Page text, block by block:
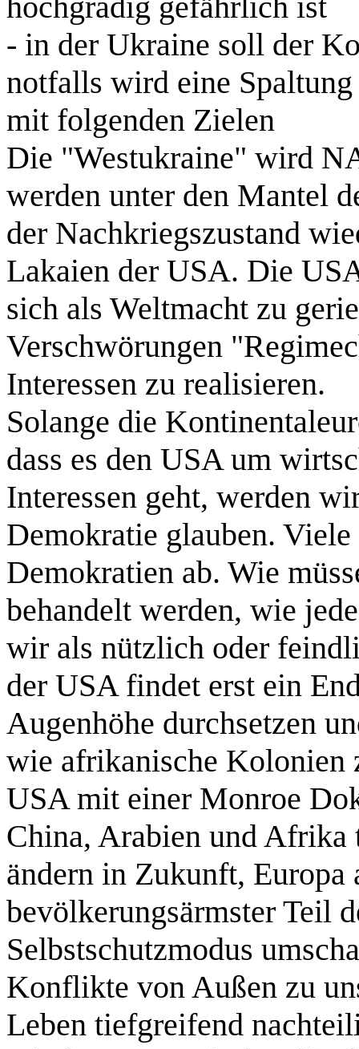
- in der Ukraine soll der
notfalls wird eine
mit folgenden Zielen
Die "Westukraine" wird
werden unter den Mantel
der Nachkriegszustand
Lakaien der USA. Die
sich als Weltmacht zu
Verschwörungen
Interessen zu realisieren.
Solange die
dass es den USA um
Interessen geht, werden
Demokratie glauben.
Demokratien ab. Wie
behandelt werden, wie
wir als nützlich oder
der USA findet erst ein
Augenhöhe durchsetzen
wie afrikanische Kolonien
USA mit einer Monroe
China, Arabien und
ändern in Zukunft, Europa
bevölkerungsärmster Teil
Selbstschutzmodus
Konflikte von Außen zu
Leben tiefgreifend